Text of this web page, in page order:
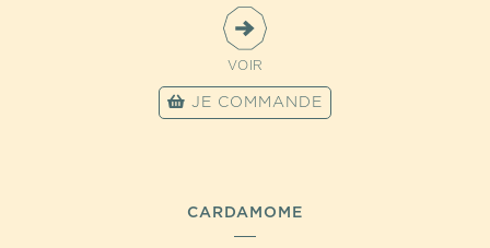
VOIR
JE COMMANDE
CARDAMOME